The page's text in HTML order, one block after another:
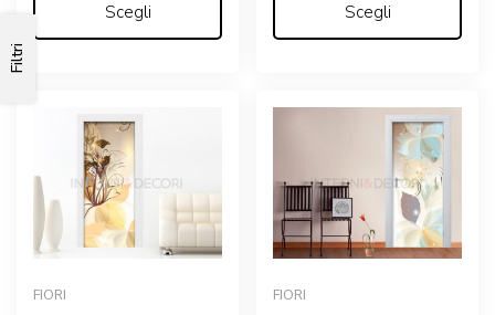
Filtri
Scegli Scegli
FIORI FIORI